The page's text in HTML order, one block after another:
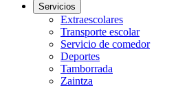
Servicios
Extraescolares
Transporte escolar
Servicio de comedor
Deportes
Tamborrada
Zaintza